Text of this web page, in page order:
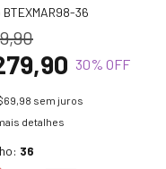
BTEXMAR98-36
30% OFF
sem juros
detalhes
36